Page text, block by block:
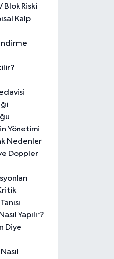
Blok Riski
Kalp
Yönetimi
Nedenler
Doppler
Yapılır?
Diye